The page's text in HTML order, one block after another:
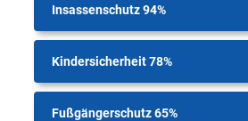
Insassenschutz 94%
Kindersicherheit 78%
Fußgängerschutz 65%